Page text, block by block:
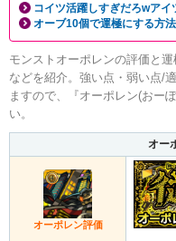
コイツ活躍しすぎだろwアイ
オーブ10個で運極にする方法
モンストオーポレンの評価と
などを紹介。強い点・弱い点/
ますので、『オーポレン(おー
い。
オー
オーポレン評価